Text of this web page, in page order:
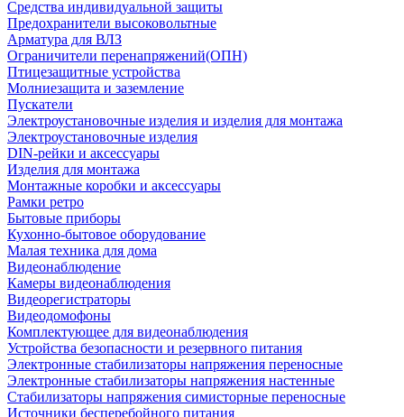
Средства индивидуальной защиты
Предохранители высоковольтные
Арматура для ВЛЗ
Ограничители перенапряжений(ОПН)
Птицезащитные устройства
Молниезащита и заземление
Пускатели
Электроустановочные изделия и изделия для монтажа
Электроустановочные изделия
DIN-рейки и аксессуары
Изделия для монтажа
Монтажные коробки и аксессуары
Рамки ретро
Бытовые приборы
Кухонно-бытовое оборудование
Малая техника для дома
Видеонаблюдение
Камеры видеонаблюдения
Видеорегистраторы
Видеодомофоны
Комплектующее для видеонаблюдения
Устройства безопасности и резервного питания
Электронные стабилизаторы напряжения переносные
Электронные стабилизаторы напряжения настенные
Стабилизаторы напряжения симисторные переносные
Источники бесперебойного питания